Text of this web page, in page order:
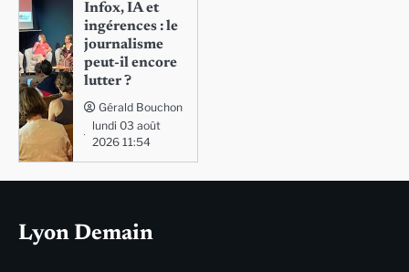
Infox, IA et
ingérences : le
journalisme
peut-il encore
lutter ?
Gérald Bouchon
lundi 03 août
2026 11:54
Lyon Demain